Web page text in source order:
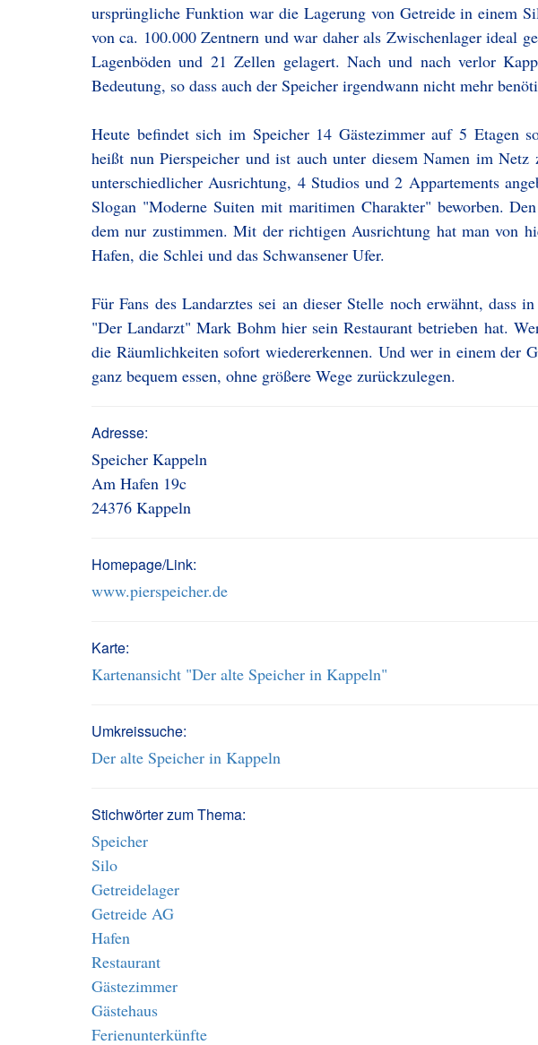
ursprüngliche Funktion war die Lagerung von Getreide in einem
von ca. 100.000 Zentnern und war daher als Zwischenlager ideal
Lagenböden und 21 Zellen gelagert. Nach und nach verlor
Bedeutung, so dass auch der Speicher irgendwann nicht mehr
Heute befindet sich im Speicher 14 Gästezimmer auf 5 Etagen
heißt nun Pierspeicher und ist auch unter diesem Namen im
unterschiedlicher Ausrichtung, 4 Studios und 2 Appartements
Slogan "Moderne Suiten mit maritimen Charakter" beworben.
dem nur zustimmen. Mit der richtigen Ausrichtung hat man von
Hafen, die Schlei und das Schwansener Ufer.
Für Fans des Landarztes sei an dieser Stelle noch erwähnt, dass
"Der Landarzt" Mark Bohm hier sein Restaurant betrieben hat.
die Räumlichkeiten sofort wiedererkennen. Und wer in einem der
ganz bequem essen, ohne größere Wege zurückzulegen.
Adresse:
Speicher Kappeln
Am Hafen 19c
24376 Kappeln
Homepage/Link:
www.pierspeicher.de
Karte:
Kartenansicht "Der alte Speicher in Kappeln"
Umkreissuche:
Der alte Speicher in Kappeln
Stichwörter zum Thema:
Speicher
Silo
Getreidelager
Getreide AG
Hafen
Restaurant
Gästezimmer
Gästehaus
Ferienunterkünfte